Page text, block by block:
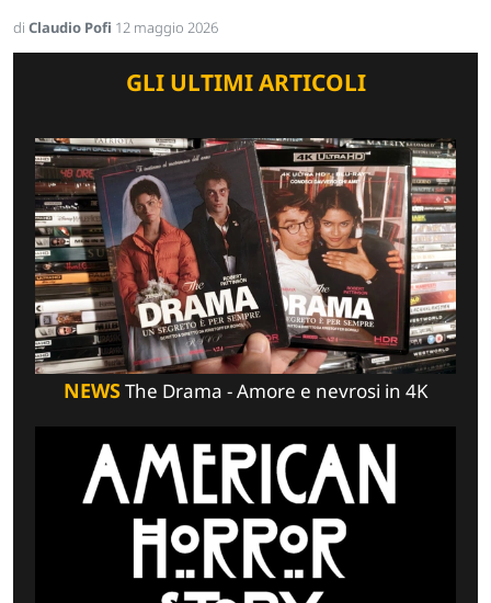
di Claudio Pofi 12 maggio 2026
GLI ULTIMI ARTICOLI
NEWSThe Drama - Amore e nevrosi in 4K